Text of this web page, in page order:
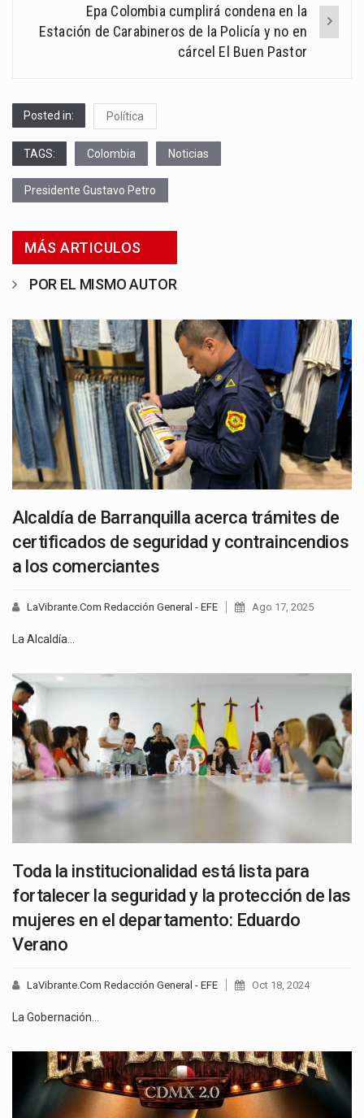
Epa Colombia cumplirá condena en la
Estación de Carabineros de la Policía y no en
cárcel El Buen Pastor
Posted in: Política
TAGS: Colombia Noticias
Presidente Gustavo Petro
MÁS ARTICULOS
POR EL MISMO AUTOR
Alcaldía de Barranquilla acerca trámites de
certificados de seguridad y contraincendios
a los comerciantes
LaVibrante.Com Redacción General - EFE Ago 17, 2025
La Alcaldía…
Toda la institucionalidad está lista para
fortalecer la seguridad y la protección de las
mujeres en el departamento: Eduardo
Verano
LaVibrante.Com Redacción General - EFE Oct 18, 2024
La Gobernación…